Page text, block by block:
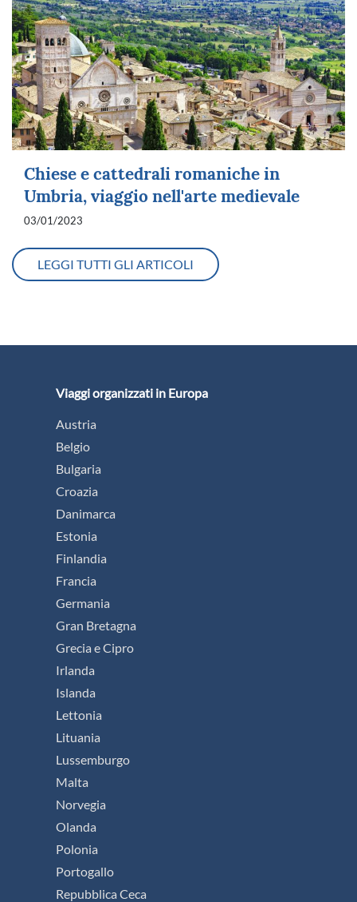
Chiese e cattedrali romaniche in
Umbria, viaggio nell'arte medievale
03/01/2023
LEGGI TUTTI GLI ARTICOLI
Viaggi organizzati in Europa
Austria
Belgio
Bulgaria
Croazia
Danimarca
Estonia
Finlandia
Francia
Germania
Gran Bretagna
Grecia e Cipro
Irlanda
Islanda
Lettonia
Lituania
Lussemburgo
Malta
Norvegia
Olanda
Polonia
Portogallo
Repubblica Ceca